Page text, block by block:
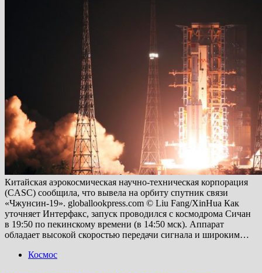
Китайская аэрокосмическая научно-техническая корпорация
(CASC) сообщила, что вывела на орбиту спутник связи
«Чжунсин-19». globallookpress.com © Liu Fang/XinHua Как
уточняет Интерфакс, запуск проводился с космодрома Сичан
в 19:50 по пекинскому времени (в 14:50 мск). Аппарат
обладает высокой скоростью передачи сигнала и широким…
Космос